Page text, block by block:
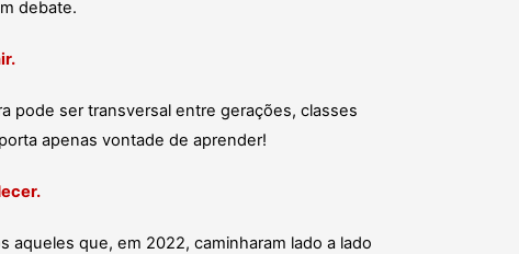
debate.
pode ser transversal entre gerações, classes
apenas vontade de aprender!
aqueles que, em 2022, caminharam lado a lado